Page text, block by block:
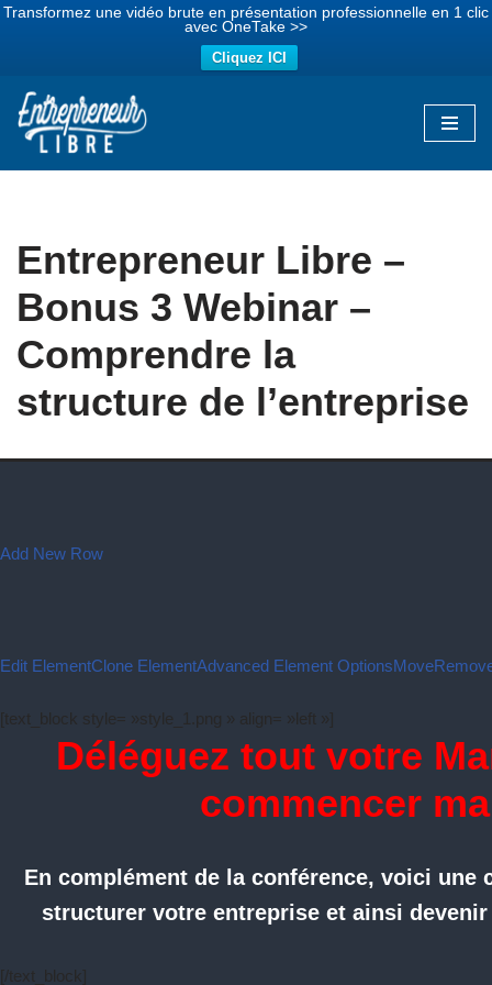
Transformez une vidéo brute en présentation professionnelle en 1 clic
avec OneTake >>
Cliquez ICI
Aller
Entrepreneur Libre –
Bonus 3 Webinar –
Comprendre la
structure de l’entreprise
Add New Row
Edit ElementClone ElementAdvanced Element OptionsMove
[text_block style= »style_1.png » align= »left »]
Déléguez tout votre
commencer
En complément de la conférence, voici une
structurer votre entreprise et ainsi
[/text_block]